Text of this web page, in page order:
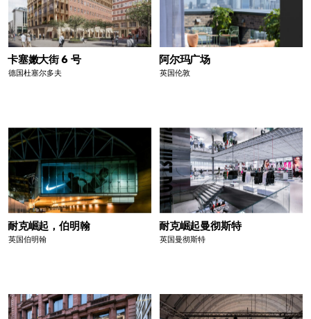
卡塞嫩大街 6 号
德国杜塞尔多夫
阿尔玛广场
英国伦敦
耐克崛起，伯明翰
英国伯明翰
耐克崛起曼彻斯特
英国曼彻斯特